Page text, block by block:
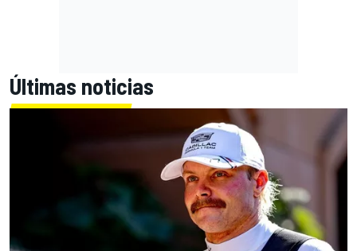
Últimas noticias